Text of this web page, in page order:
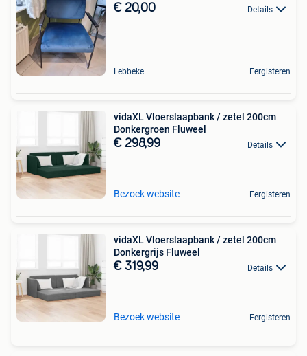
€ 20,00 Details
Lebbeke Eergisteren
vidaXL Vloerslaapbank / zetel 200cm
Donkergroen Fluweel
€ 298,99 Details
Bezoek website Eergisteren
vidaXL Vloerslaapbank / zetel 200cm
Donkergrijs Fluweel
€ 319,99 Details
Bezoek website Eergisteren